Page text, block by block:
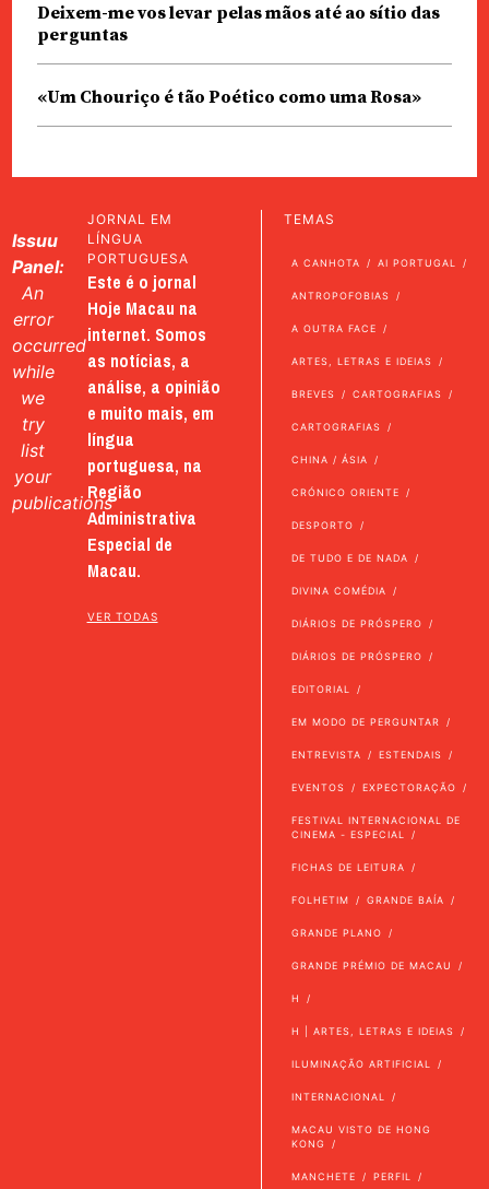
Deixem-me vos levar pelas mãos até ao sítio das
perguntas
«Um Chouriço é tão Poético como uma Rosa»
Issuu
Panel:
An
error
occurred
while
we
try
list
your
publications
JORNAL EM
LÍNGUA
PORTUGUESA
Este é o jornal
Hoje Macau na
internet. Somos
as notícias, a
análise, a opinião
e muito mais, em
língua
portuguesa, na
Região
Administrativa
Especial de
Macau.
VER TODAS
TEMAS
A CANHOTA AI PORTUGAL
ANTROPOFOBIAS
A OUTRA FACE
ARTES, LETRAS E IDEIAS
BREVES CARTOGRAFIAS
CARTOGRAFIAS
CHINA / ÁSIA
CRÓNICO ORIENTE
DESPORTO
DE TUDO E DE NADA
DIVINA COMÉDIA
DIÁRIOS DE PRÓSPERO
DIÁRIOS DE PRÓSPERO
EDITORIAL
EM MODO DE PERGUNTAR
ENTREVISTA ESTENDAIS
EVENTOS EXPECTORAÇÃO
FESTIVAL INTERNACIONAL DE
CINEMA - ESPECIAL
FICHAS DE LEITURA
FOLHETIM GRANDE BAÍA
GRANDE PLANO
GRANDE PRÉMIO DE MACAU
H
H | ARTES, LETRAS E IDEIAS
ILUMINAÇÃO ARTIFICIAL
INTERNACIONAL
MACAU VISTO DE HONG
KONG
MANCHETE PERFIL